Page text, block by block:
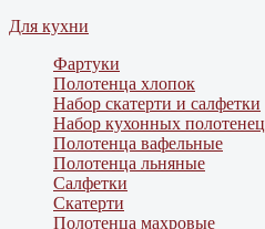
Для кухни
Фартуки
Полотенца хлопок
Набор скатерти и салфетки
Набор кухонных полотенец
Полотенца вафельные
Полотенца льняные
Салфетки
Скатерти
Полотенца махровые